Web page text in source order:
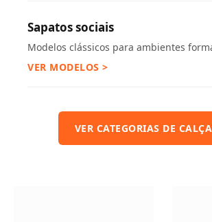
Sapatos sociais
Modelos clássicos para ambientes
VER MODELOS >
VER CATEGORIAS DE